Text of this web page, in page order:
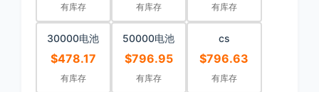
有库存 有库存 有库存
30000电池
$478.17
有库存
50000电池
$796.95
有库存
cs
$796.63
有库存